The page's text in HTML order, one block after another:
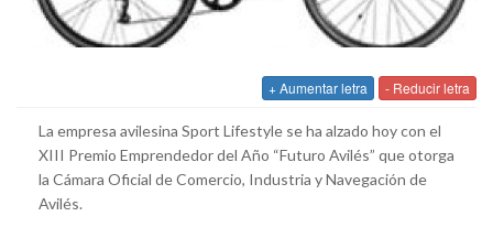
+ Aumentar letra - Reducir letra
La empresa avilesina Sport Lifestyle se ha alzado hoy con el
XIII Premio Emprendedor del Año “Futuro Avilés” que otorga
la Cámara Oficial de Comercio, Industria y Navegación de
Avilés.